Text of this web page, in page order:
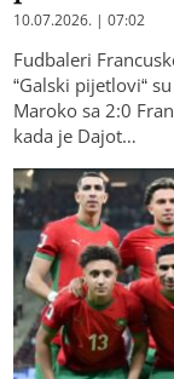
10.07.2026. | 07:02
Fudbaleri
“Galski pijetlovi“
Maroko sa 2:0
kada je Dajot…